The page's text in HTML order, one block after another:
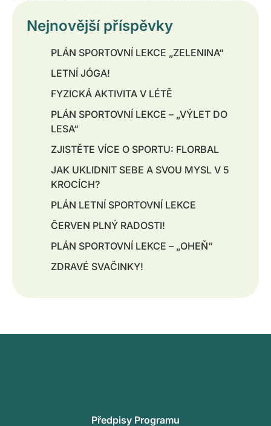
Nejnovější příspěvky
PLÁN SPORTOVNÍ LEKCE „ZELENINA“
LETNÍ JÓGA!
FYZICKÁ AKTIVITA V LÉTĚ
PLÁN SPORTOVNÍ LEKCE – „VÝLET DO
LESA“
ZJISTĚTE VÍCE O SPORTU: FLORBAL
JAK UKLIDNIT SEBE A SVOU MYSL V 5
KROCÍCH?
PLÁN LETNÍ SPORTOVNÍ LEKCE
ČERVEN PLNÝ RADOSTI!
PLÁN SPORTOVNÍ LEKCE – „OHEŇ“
ZDRAVÉ SVAČINKY!
Předpisy Programu